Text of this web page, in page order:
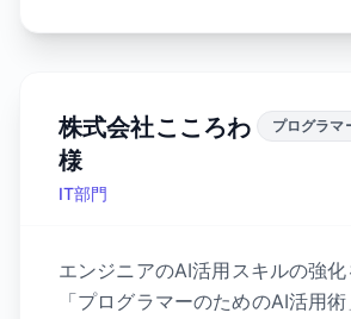
株式会社こころわ
様
IT部門
プログラマ
エンジニアのAI活用スキルの強
「プログラマーのためのAI活用